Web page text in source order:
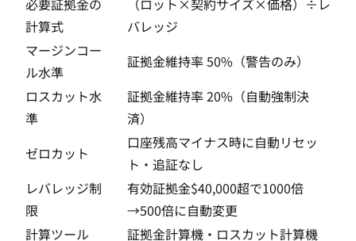
必要証拠金の
計算式
（ロット×契約サイズ×価格）÷レ
バレッジ
マージンコー
ル水準
証拠金維持率 50%（警告のみ）
ロスカット水
準
証拠金維持率 20%（自動強制決
済）
ゼロカット
口座残高マイナス時に自動リセッ
ト・追証なし
レバレッジ制
限
有効証拠金$40,000超で1000倍
→500倍に自動変更
計算ツール
証拠金計算機 ・ ロスカット計算機